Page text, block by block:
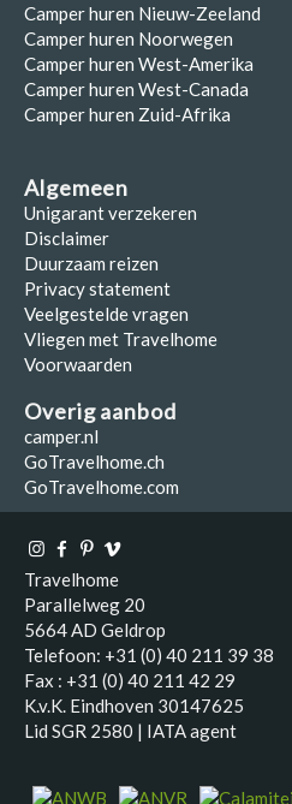
Camper huren Nieuw-Zeeland
Camper huren Noorwegen
Camper huren West-Amerika
Camper huren West-Canada
Camper huren Zuid-Afrika
Algemeen
Unigarant verzekeren
Disclaimer
Duurzaam reizen
Privacy statement
Veelgestelde vragen
Vliegen met Travelhome
Voorwaarden
Overig aanbod
camper.nl
GoTravelhome.ch
GoTravelhome.com
Travelhome
Parallelweg 20
5664 AD Geldrop
Telefoon: +31 (0) 40 211 39 38
Fax : +31 (0) 40 211 42 29
K.v.K. Eindhoven 30147625
Lid SGR 2580 | IATA agent